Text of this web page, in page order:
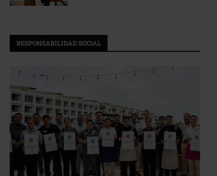
RESPONSABILIDAD SOCIAL